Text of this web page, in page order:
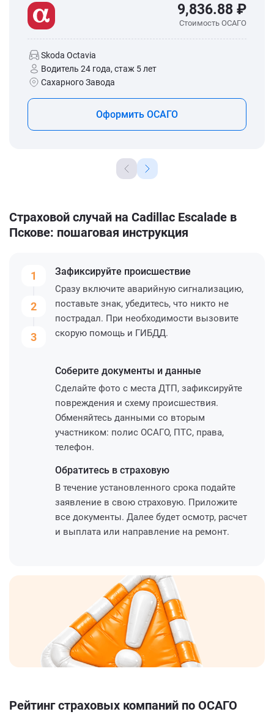
9,836.88 ₽
Стоимость ОСАГО
Skoda Octavia
Водитель 24 года, стаж 5 лет
Сахарного Завода
Оформить ОСАГО
Страховой случай на Cadillac Escalade в
Пскове: пошаговая инструкция
1
2
3
Зафиксируйте происшествие
Сразу включите аварийную сигнализацию,
поставьте знак, убедитесь, что никто не
пострадал. При необходимости вызовите
скорую помощь и ГИБДД.
Соберите документы и данные
Сделайте фото с места ДТП, зафиксируйте
повреждения и схему происшествия.
Обменяйтесь данными со вторым
участником: полис ОСАГО, ПТС, права,
телефон.
Обратитесь в страховую
В течение установленного срока подайте
заявление в свою страховую. Приложите
все документы. Далее будет осмотр, расчет
и выплата или направление на ремонт.
Рейтинг страховых компаний по ОСАГО